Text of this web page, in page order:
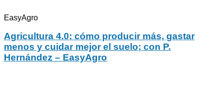
EasyAgro
Agricultura 4.0: cómo producir más, gastar
menos y cuidar mejor el suelo; con P.
Hernández – EasyAgro